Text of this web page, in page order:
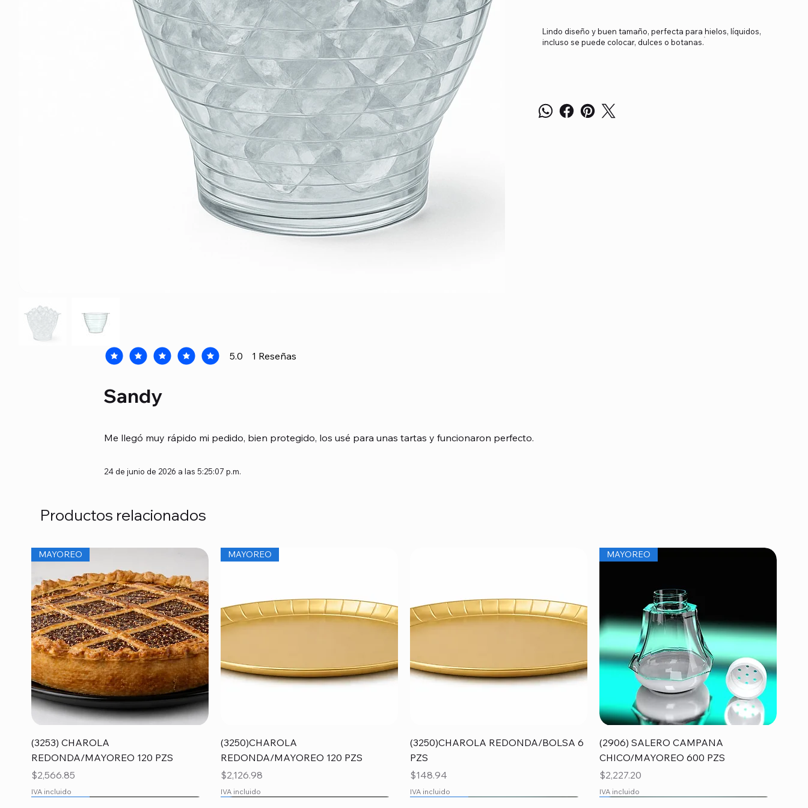
Lindo diseño y buen tamaño, perfecta para hielos, líquidos,
incluso se puede colocar, dulces o botanas.
5.0 1 Reseñas
la calificación promedio es 5 de 5, basada en 1 votos, Reseñas
Sandy
Me llegó muy rápido mi pedido, bien protegido, los usé para unas tartas y funcionaron perfecto.
24 de junio de 2026 a las 5:25:07 p.m.
Productos relacionados
Vista rápida
MAYOREO
(3253) CHAROLA
REDONDA/MAYOREO 120 PZS
Precio
$2,566.85
IVA incluido
Vista rápida
MAYOREO
(3250)CHAROLA
REDONDA/MAYOREO 120 PZS
Precio
$2,126.98
IVA incluido
Vista rápida
(3250)CHAROLA REDONDA/BOLSA 6
PZS
Precio
$148.94
IVA incluido
Vista rápida
MAYOREO
(2906) SALERO CAMPANA
CHICO/MAYOREO 600 PZS
Precio
$2,227.20
IVA incluido